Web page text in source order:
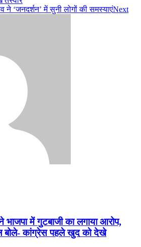
‘जनदर्शन’ में सुनी लोगों की समस्याएंNext
में गुटबाजी का लगाया आरोप,
बोले- कांग्रेस पहले खुद को देखे